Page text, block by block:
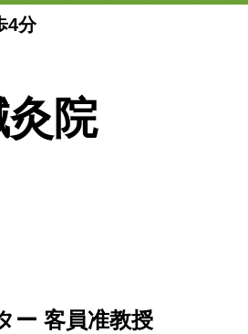
4分
院
ー 客員准教授